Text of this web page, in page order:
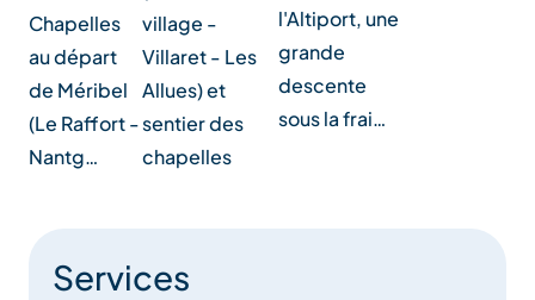
Chapelles
au départ
de Méribel
(Le Raffort -
Nantg…
village -
Villaret - Les
Allues) et
sentier des
chapelles
l'Altiport, une
grande
descente
sous la frai…
Services